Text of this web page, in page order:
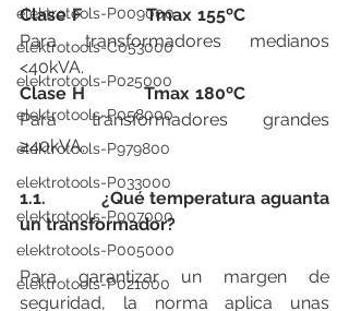
elektrotools-P009000
elektrotools-C053000
elektrotools-P025000
elektrotools-P058000
elektrotools-P979800
elektrotools-P033000
elektrotools-P007000
elektrotools-P005000
elektrotools-P021000
Clase F            Tmax 155ºC
Para transformadores medianos
<40kVA.
Clase H           Tmax 180ºC
Para transformadores grandes
≥40kVA.
1.1.           ¿Qué temperatura aguanta
un transformador?
Para garantizar un margen de
seguridad, la norma aplica unas